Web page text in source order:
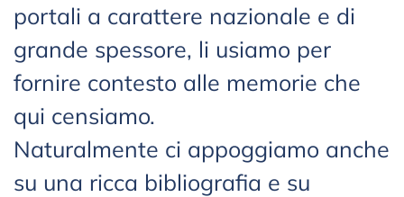
portali a carattere nazionale e di
grande spessore, li usiamo per
fornire contesto alle memorie che
qui censiamo.
Naturalmente ci appoggiamo anche
su una ricca bibliografia e su